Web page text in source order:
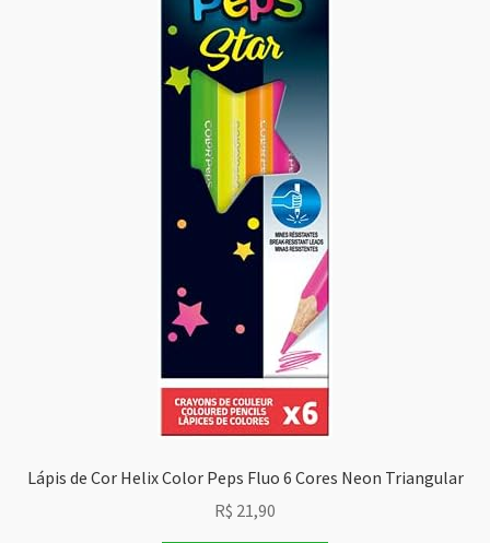
Lápis de Cor Helix Color Peps Fluo 6 Cores Neon Triangular
R$ 21,90